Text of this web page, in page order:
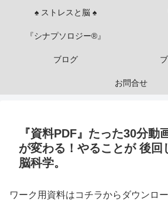
♠ ストレスと脳 ♠
『シナプソロジー®』
ブログ
お問合せ
『資料PDF』たった30分動
が変わる！やることが 後回
脳科学。
ワーク用資料はコチラからダウンロ